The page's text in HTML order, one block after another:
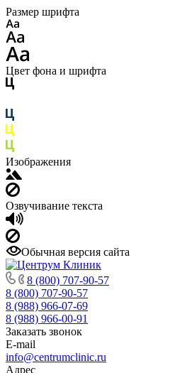
Размер шрифта
Цвет фона и шрифта
Изображения
Озвучивание текста
Обычная версия сайта
8 (800) 707-90-57
8 (800) 707-90-57
8 (988) 966-07-69
8 (988) 966-00-91
Заказать звонок
E-mail
info@centrumclinic.ru
Адрес